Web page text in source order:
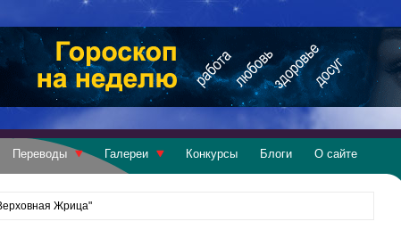
Переводы Галереи Конкурсы Блоги О сайте
Жрица"